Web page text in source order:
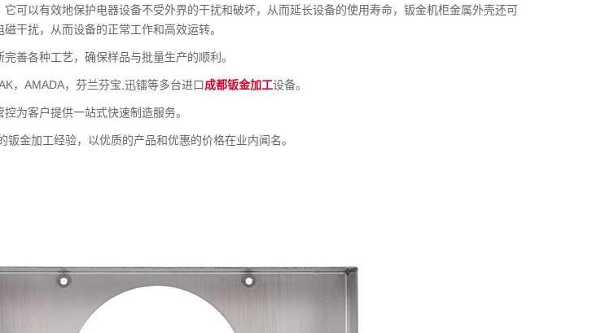
可以有效地保护电器设备不受外界的干扰和破坏，从而延长设备的使用寿命，钣金机柜金属外壳还可
干扰，从而设备的正常工作和高效运转。
善各种工艺，确保样品与批量生产的顺利。
，AMADA，芬兰芬宝,迅镭等多台进口成都钣金加工设备。
为客户提供一站式快速制造服务。
金加工经验，以优质的产品和优惠的价格在业内闻名。